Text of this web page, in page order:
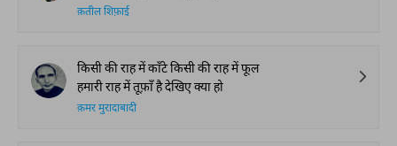
क़तील शिफ़ाई
किसी की राह में काँटे किसी की राह में फूल
हमारी राह में तूफ़ाँ है देखिए क्या हो
क़मर मुरादाबादी